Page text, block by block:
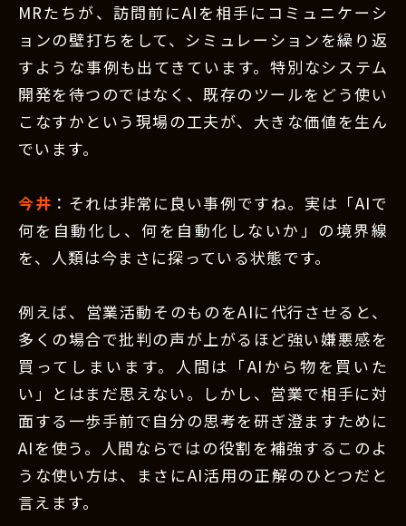
MRたちが、訪問前にAIを相手にコミュニケーシ
ョンの壁打ちをして、シミュレーションを繰り返
すような事例も出てきています。特別なシステム
開発を待つのではなく、既存のツールをどう使い
こなすかという現場の工夫が、大きな価値を生ん
でいます。
今井 ：それは非常に良い事例ですね。実は「AIで
何を自動化し、何を自動化しないか」の境界線
を、人類は今まさに探っている状態です。
例えば、営業活動そのものをAIに代行させると、
多くの場合で批判の声が上がるほど強い嫌悪感を
買ってしまいます。人間は「AIから物を買いた
い」とはまだ思えない。しかし、営業で相手に対
面する一歩手前で自分の思考を研ぎ澄ますために
AIを使う。人間ならではの役割を補強するこのよ
うな使い方は、まさにAI活用の正解のひとつだと
言えます。